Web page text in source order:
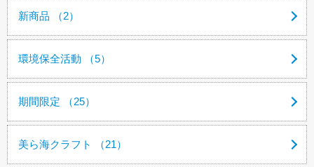
新商品 （2）
環境保全活動 （5）
期間限定 （25）
美ら海クラフト （21）